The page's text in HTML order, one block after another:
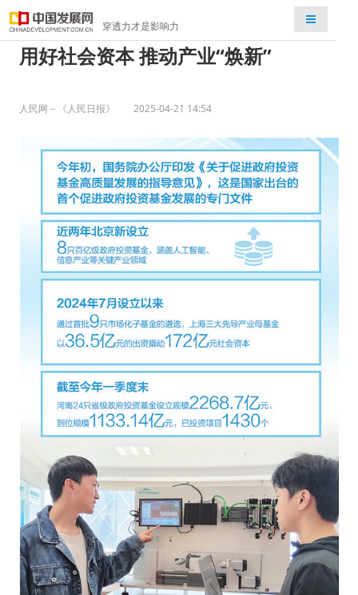
穿透力才是影响力
检索
用好社会资本 推动产业“焕新”
人民网－《人民日报》 2025-04-21 14:54